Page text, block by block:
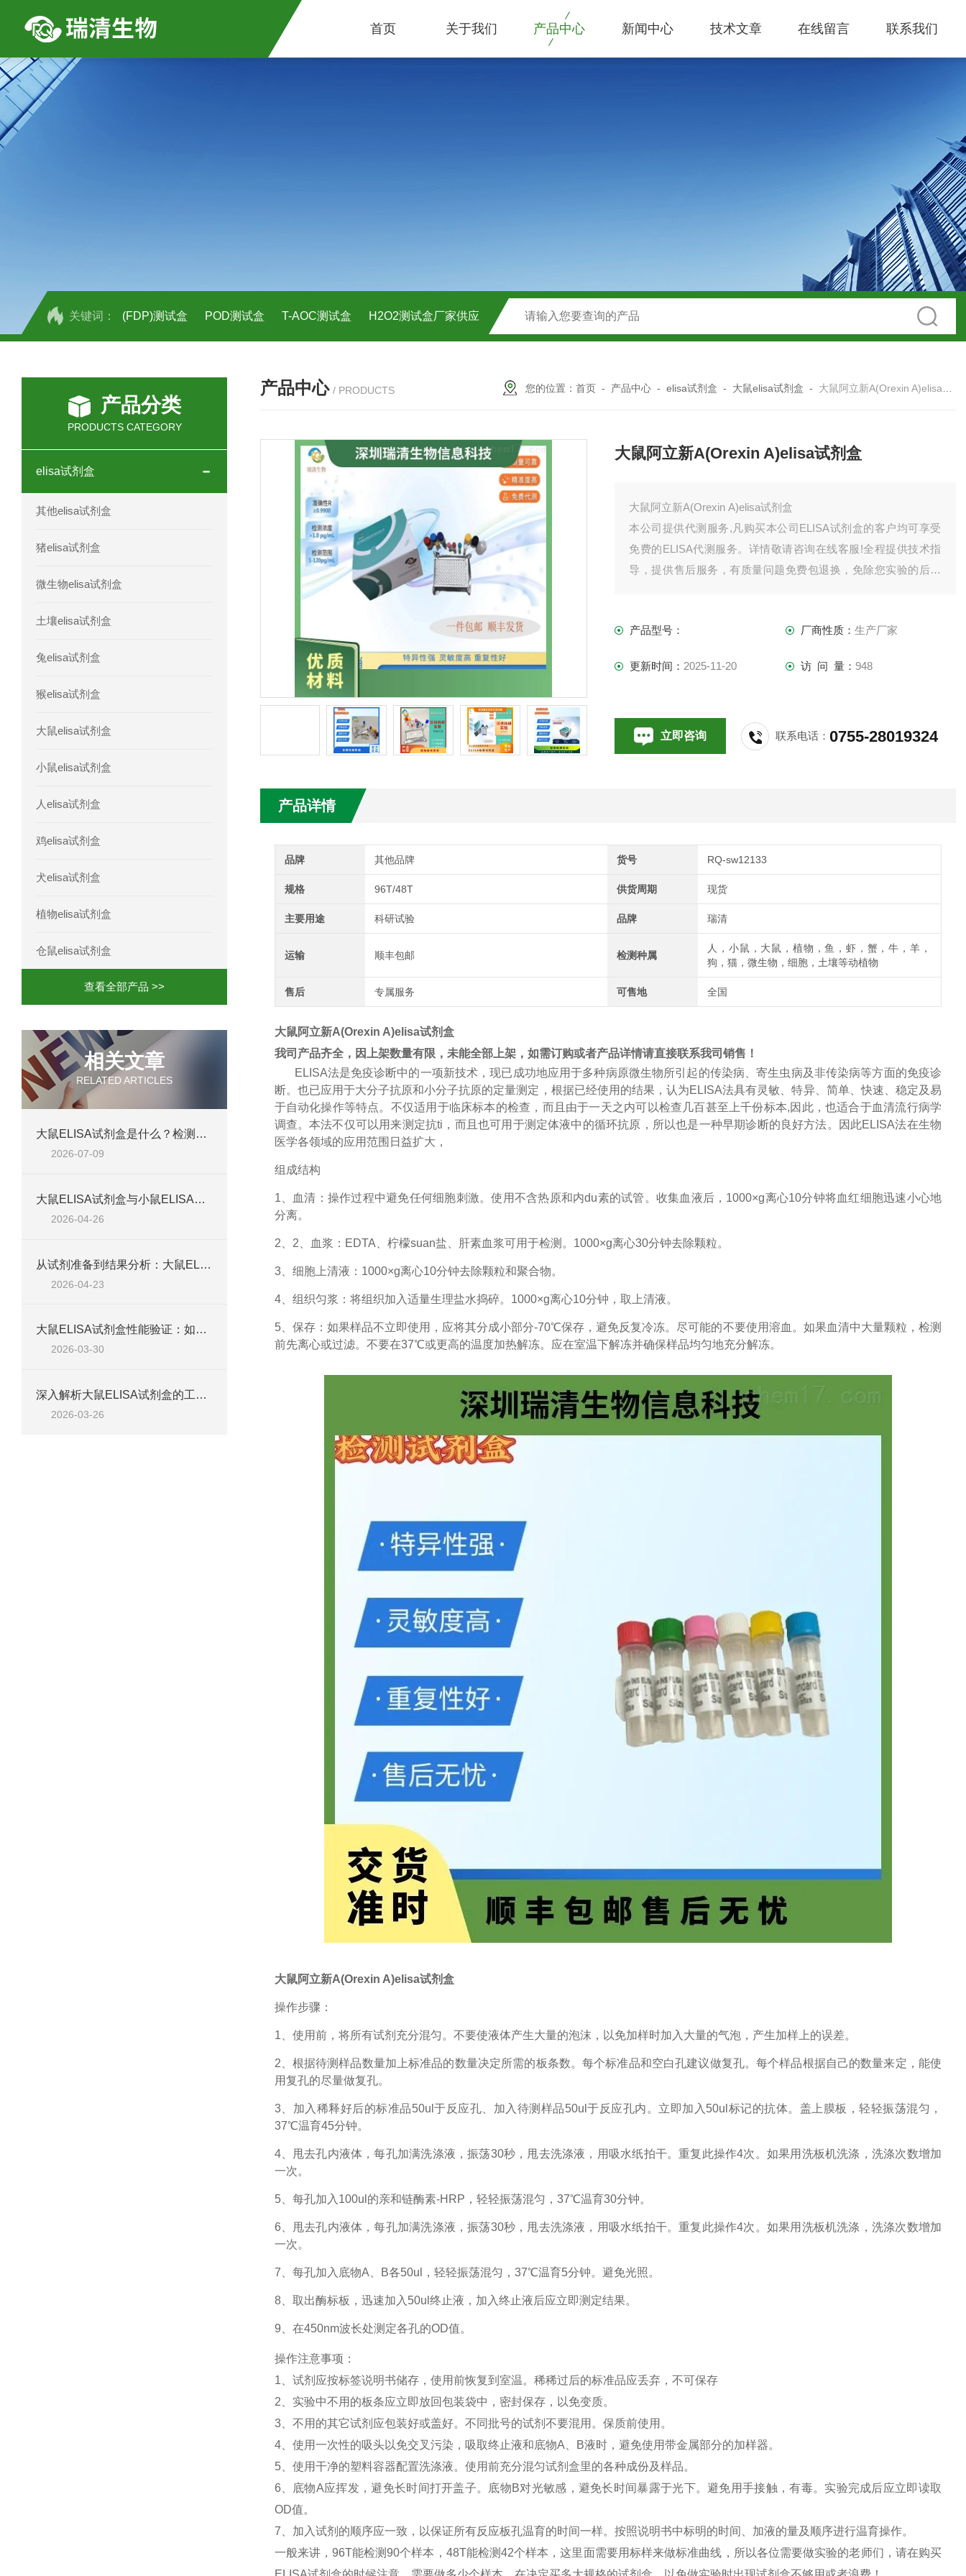
首页 关于我们 产品中心 新闻中心 技术文章 在线留言 联系我们
关键词： (FDP)测试盒 POD测试盒 T-AOC测试盒 H2O2测试盒厂家供应
人全式钴氨素2(HTSB2)elisa试剂盒现货
人鞘脂(SPH)elisa试剂盒现货速发
人抗卵巢抗体(Anti-OV Ab)elisa试剂盒现货
人蓝氏贾第虫(GL)elisa试剂盒厂家直销
人疱疹病毒-6型感染(HHV-6)elisa试剂盒
人囊尾蚴病抗体(CC Ab)elisa试剂盒免费代测
人胰腺衍生因子(PANDER)elisa试剂盒现货
人髓系细胞触发受体-1(TREM-1)elisa试剂盒
产品分类
PRODUCTS CATEGORY
elisa试剂盒
其他elisa试剂盒
猪elisa试剂盒
微生物elisa试剂盒
土壤elisa试剂盒
兔elisa试剂盒
猴elisa试剂盒
大鼠elisa试剂盒
小鼠elisa试剂盒
人elisa试剂盒
鸡elisa试剂盒
犬elisa试剂盒
植物elisa试剂盒
仓鼠elisa试剂盒
查看全部产品 >>
相关文章
RELATED ARTICLES
大鼠ELISA试剂盒是什么？检测原理、试剂盒组成与适用样本类型全解析
2026-07-09
大鼠ELISA试剂盒与小鼠ELISA试剂盒对比：检测差异、适用物种及实验场景差异化分析
2026-04-26
从试剂准备到结果分析：大鼠ELISA试剂盒操作技巧、浓度校准及实验高效完成全攻略
2026-04-23
大鼠ELISA试剂盒性能验证：如何通过检测范围、精密度、回收率等指标评估准确性
2026-03-30
深入解析大鼠ELISA试剂盒的工作原理、类型与核心试剂
2026-03-26
产品中心 / PRODUCTS 您的位置：首页 - 产品中心 -elisa试剂盒 - 大鼠elisa试剂盒 - 大鼠阿立新A(Orexin A)elisa试剂盒
大鼠阿立新A(Orexin A)elisa试剂盒
大鼠阿立新A(Orexin A)elisa试剂盒
本公司提供代测服务,凡购买本公司ELISA试剂盒的客户均可享受
免费的ELISA代测服务。详情敬请咨询在线客服!全程提供技术指
导，提供售后服务，有质量问题免费包退换，免除您实验的后顾
产品详情请直接联系我司销售！
产品型号： 厂商性质： 生产厂家
更新时间： 2025-11-20 访 问 量： 948
立即咨询 联系电话：0755-28019324
产品详情
品牌 其他品牌 货号 RQ-sw12133
规格 96T/48T 供货周期 现货
主要用途 科研试验 品牌 瑞清
运输 顺丰包邮 检测种属
人，小鼠，大鼠，植物，鱼，虾，蟹，牛，羊，
狗，猫，微生物，细胞，土壤等动植物
售后 专属服务 可售地 全国
大鼠阿立新A(Orexin A)elisa试剂盒
我司产品齐全，因上架数量有限，未能全部上架，如需订购或者产品详情请直接联系我司销售！
ELISA法是免疫诊断中的一项新技术，现已成功地应用于多种病原微生物所引起的传染病、寄生虫病及非传染病等方面的免疫诊
断。也已应用于大分子抗原和小分子抗原的定量测定，根据已经使用的结果，认为ELISA法具有灵敏、特异、简单、快速、稳定及易
于自动化操作等特点。不仅适用于临床标本的检查，而且由于一天之内可以检查几百甚至上千份标本,因此，也适合于血清流行病学
调查。本法不仅可以用来测定抗ti ，而且也可用于测定体液中的循环抗原，所以也是一种早期诊断的良好方法。因此ELISA法在生物
医学各领域的应用范围日益扩大，
组成结构
1、 血清：操作过程中避免任何细胞刺激。使用不含热原和内du素的试管。收集血液后， 1000×g离心10分钟将血红细胞迅速小心地
分离。
2、 2、血浆：EDTA、柠檬suan盐、肝素血浆可用于检测。 1000×g离心30分钟去除颗粒。
3、细胞上清液：1000×g离心10分钟去除颗粒和聚合物。
4、组织匀浆：将组织加入适量生理盐水捣碎。1000×g离心10分钟，取上清液。
5、保存：如果样品不立即使用，应将其分成小部分-70℃保存，避免反复冷冻。尽可能的不要使用溶血。如果血清中大量颗粒，检测
前先离心或过滤。不要在37℃或更高的温度加热解冻。应在室温下解冻并确保样品均匀地充分解冻。
大鼠阿立新A(Orexin A)elisa试剂盒
操作步骤：
1、 使用前，将所有试剂充分混匀。不要使液体产生大量的泡沫，以免加样时加入大量的气泡，产生加样上的误差。
2、根据待测样品数量加上标准品的数量决定所需的板条数。每个标准品和空白孔建议做复孔。每个样品根据自己的数量来定，能使
用复孔的尽量做复孔。
3、加入稀释好后的标准品50ul于反应孔、加入待测样品50ul于反应孔内。立即加入50ul标记的抗体。盖上膜板，轻轻振荡混匀，
37℃温育45分钟。
4、甩去孔内液体，每孔加满洗涤液，振荡30秒，甩去洗涤液，用吸水纸拍干。重复此操作4次。如果用洗板机洗涤，洗涤次数增加
一次。
5、每孔加入100ul的亲和链酶素-HRP，轻轻振荡混匀，37℃温育30分钟。
6、甩去孔内液体，每孔加满洗涤液，振荡30秒，甩去洗涤液，用吸水纸拍干。重复此操作4次。如果用洗板机洗涤，洗涤次数增加
一次。
7、每孔加入底物A、B各50ul，轻轻振荡混匀，37℃温育5分钟。避免光照。
8、取出酶标板，迅速加入50ul终止液，加入终止液后应立即测定结果。
9、在450nm波长处测定各孔的OD值。
操作注意事项：
1、 试剂应按标签说明书储存，使用前恢复到室温。稀稀过后的标准品应丢弃，不可保存
2、 实验中不用的板条应立即放回包装袋中，密封保存，以免变质。
3、 不用的其它试剂应包装好或盖好。不同批号的试剂不要混用。保质前使用。
4、 使用一次性的吸头以免交叉污染，吸取终止液和底物A、B液时，避免使用带金属部分的加样器。
5、 使用干净的塑料容器配置洗涤液。使用前充分混匀试剂盒里的各种成份及样品。
6、
底物A应挥发，避免长时间打开盖子。底物B对光敏感，避免长时间暴露于光下。避免用手接触，有毒。实验完成后应立即读取
OD值。
7、加入试剂的顺序应一致，以保证所有反应板孔温育的时间一样。按照说明书中标明的时间、加液的量及顺序进行温育操作。
一般来讲， 96T能检测90个样本，48T能检测42个样本，这里面需要用标样来做标准曲线，所以各位需要做实验的老师们，请在购买